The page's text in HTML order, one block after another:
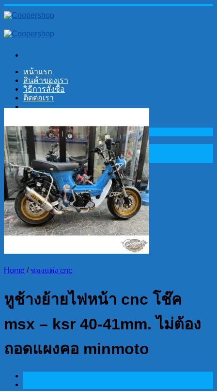
Skip
to
หน้าแรก
สินค้าของเรา
วิธีการสั่งซื้อ
ติดต่อเรา
No products in the cart.
Search
for:
Cart
No products in the cart.
Home / ของแต่ง cnc
หูช้างย้ายไฟหน้า cnc โช๊ค
msx – ksr 40-41mm. ไม่ต้อง
ถอดแผงคอ minmoto